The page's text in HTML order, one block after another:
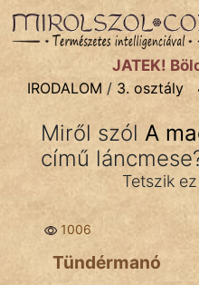
IRODALOMtémák:
Dráma
Költemény
Komédia
Kötelező
JÁTÉK!
IRODALOM / 3. osztály
Miről szól A
című
Tetszik
1006
Tündérmanó